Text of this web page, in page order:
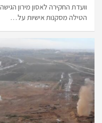
וועדת החקירה לאסון מירון
הטילה מסקנות אישיות על…